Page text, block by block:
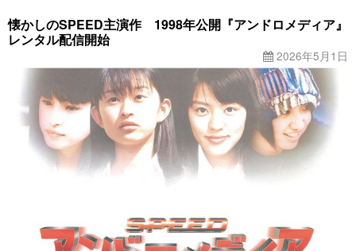
懐かしのSPEED主演作 1998年公開『アンドロメディア』
レンタル配信開始
2026年5月1日